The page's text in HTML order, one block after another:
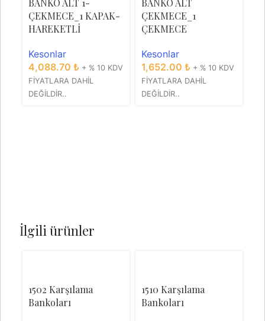
BANKO ALT 1-
ÇEKMECE_1 KAPAK-
HAREKETLİ
Kesonlar
4,088.70 ₺ + % 10 KDV
FİYATLARA DAHİL
DEĞİLDİR..
BANKO ALT
ÇEKMECE_1
ÇEKMECE
Kesonlar
1,652.00 ₺ + % 10 KDV
FİYATLARA DAHİL
DEĞİLDİR..
İlgili ürünler
1502 Karşılama
Bankoları
1510 Karşılama
Bankoları